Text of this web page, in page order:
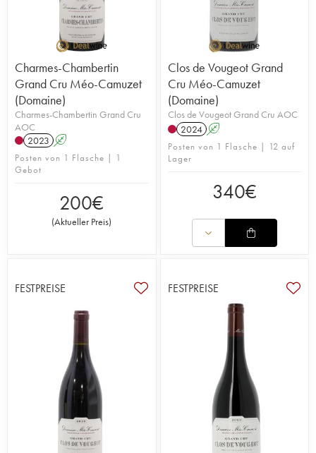
Charmes-Chambertin
Grand Cru Méo-Camuzet
(Domaine)
Charmes-Chambertin Grand Cru
AOC
2023 A
Posten von 1 Flasche | 1
Gebot
200€
(Aktueller Preis)
Clos de Vougeot Grand
Cru Méo-Camuzet
(Domaine)
Clos de Vougeot Grand Cru AOC
2024 A
Posten von 1 Flasche | 12 auf
Lager
340€
FESTPREISE FESTPREISE